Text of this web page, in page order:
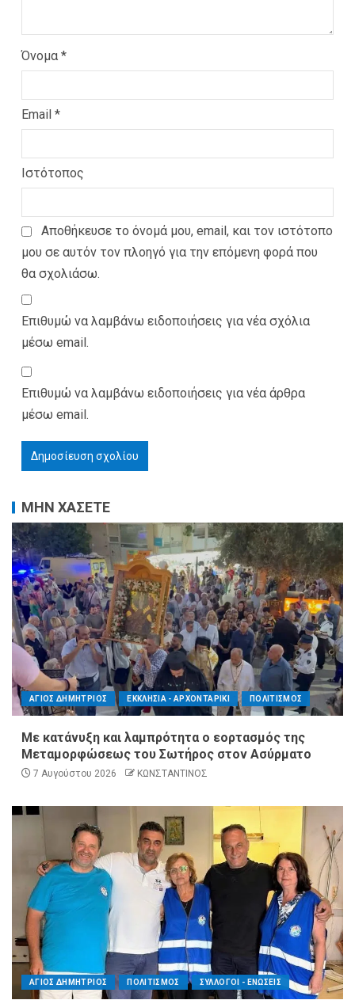
Όνομα *
Email *
Ιστότοπος
Αποθήκευσε το όνομά μου, email, και τον ιστότοπο
μου σε αυτόν τον πλοηγό για την επόμενη φορά που
θα σχολιάσω.
Επιθυμώ να λαμβάνω ειδοποιήσεις για νέα σχόλια
μέσω email.
Επιθυμώ να λαμβάνω ειδοποιήσεις για νέα άρθρα
μέσω email.
ΜΗΝ ΧΑΣΕΤΕ
ΑΓΙΟΣ ΔΗΜΗΤΡΙΟΣ ΕΚΚΛΗΣΙΑ - ΑΡΧΟΝΤΑΡΙΚΙ ΠΟΛΙΤΙΣΜΟΣ
Με κατάνυξη και λαμπρότητα ο εορτασμός της
Μεταμορφώσεως του Σωτήρος στον Ασύρματο
7 Αυγούστου 2026 ΚΩΝΣΤΑΝΤΙΝΟΣ
ΑΓΙΟΣ ΔΗΜΗΤΡΙΟΣ ΠΟΛΙΤΙΣΜΟΣ ΣΥΛΛΟΓΟΙ - ΕΝΩΣΕΙΣ